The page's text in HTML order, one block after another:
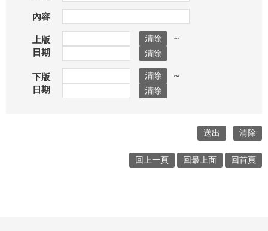
內容
上版
日期
～
下版
日期
～
回上一頁 回最上面 回首頁